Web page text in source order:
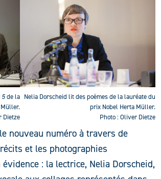
5de la
Dietze
Nelia Dorscheid lit des poèmes de la lauréate du
prix Nobel Herta Müller.
Photo : Oliver Dietze
nouveau numéro à travers de
et les photographies
: la lectrice, Nelia Dorscheid,